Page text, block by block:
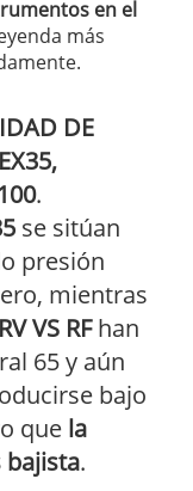
en el
más
DE
.
se sitúan
presión
mientras
VS RFhan
65 y aún
bajo
que la
bajista.